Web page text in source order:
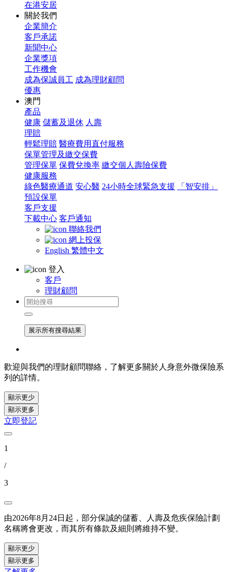
在港安居
關於我們
企業簡介
客戶承諾
新聞中心
企業獎項
工作機會
成為保誠員工 成為理財顧問
優惠
澳門
產品
健康 儲蓄及退休 人壽
理賠
輕鬆理賠 醫療費用直付服務
保單管理及繳交保費
管理保單 保費兌換率 繳交個人壽險保費
健康服務
綠色醫療通道 安心醫 24小時全球緊急支援
「智安排」
預設保單
客戶支援
下載中心 客戶通知
聯絡我們
網上投保
English 繁體中文
登入
客戶
理財顧問
展示所有搜尋結果
歡迎與我們的理財顧問聯絡，了解更多關於人身意外微保險系
列的詳情。
顯示更少
顯示更多
立即登記
1
/
3
由2026年8月24日起，部分保誠的儲蓄、人壽及危疾保險計劃
名稱將會更改，而其所有條款及細則將維持不變。
顯示更少
顯示更多